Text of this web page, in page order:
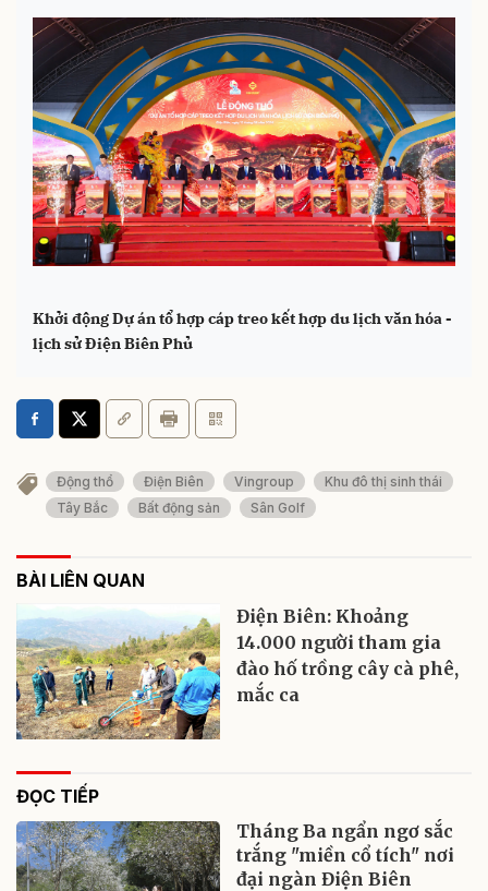
Khởi động Dự án tổ hợp cáp treo kết hợp du lịch văn hóa -
lịch sử Điện Biên Phủ
Động thổ Điện Biên Vingroup
Khu đô thị sinh thái
Tây Bắc
Bất động sản Sân Golf
BÀI LIÊN QUAN
Điện Biên: Khoảng
14.000 người tham gia
đào hố trồng cây cà phê,
mắc ca
ĐỌC TIẾP
Tháng Ba ngẩn ngơ sắc
trắng "miền cổ tích" nơi
đại ngàn Điện Biên